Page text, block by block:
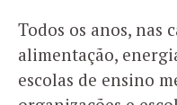
Todos os anos, nas
alimentação,
escolas de ensino